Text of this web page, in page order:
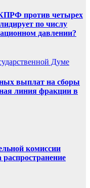
против четырех
по числу
давлении?
Думе
выплат на сборы
линия фракции в
комиссии
распространение